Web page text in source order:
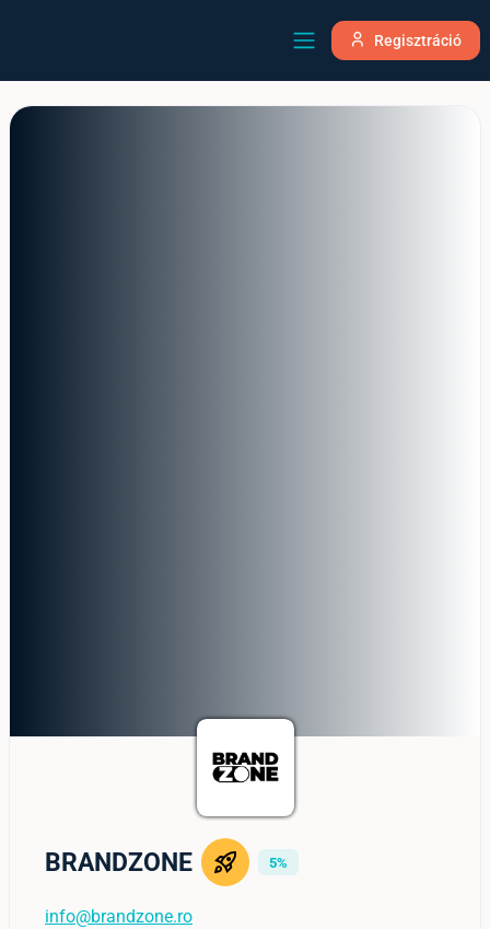
Regisztráció
BRANDZONE 5%
info@brandzone.ro